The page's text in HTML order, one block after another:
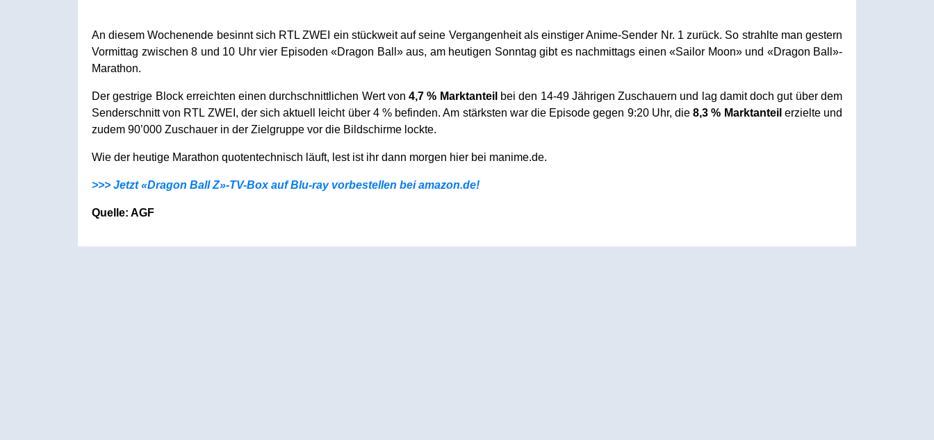
An diesem Wochenende besinnt sich RTL ZWEI ein stückweit auf seine Vergangenheit als einstiger Anime-Sender Nr. 1 zurück. So strahlte man gestern
Vormittag zwischen 8 und 10 Uhr vier Episoden «Dragon Ball» aus, am heutigen Sonntag gibt es nachmittags einen «Sailor Moon» und «Dragon Ball»-
Marathon.
Der gestrige Block erreichten einen durchschnittlichen Wert von4,7 % Marktanteil bei den 14-49 Jährigen Zuschauern und lag damit doch gut über dem
Senderschnitt von RTL ZWEI, der sich aktuell leicht über 4 % befinden. Am stärksten war die Episode gegen 9:20 Uhr, die8,3 % Marktanteil erzielte und
zudem 90’000 Zuschauer in der Zielgruppe vor die Bildschirme lockte.
Wie der heutige Marathon quotentechnisch läuft, lest ist ihr dann morgen hier bei manime.de.
>>> Jetzt «Dragon Ball Z»-TV-Box auf Blu-ray vorbestellen bei amazon.de!
Quelle: AGF